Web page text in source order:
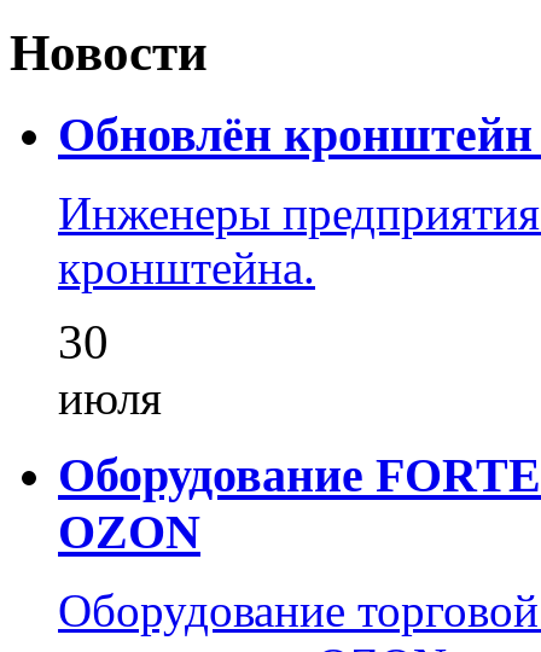
Новости
Обновлён
Инженеры
кронштейна.
30
июля
Оборудование
OZON
Оборудование